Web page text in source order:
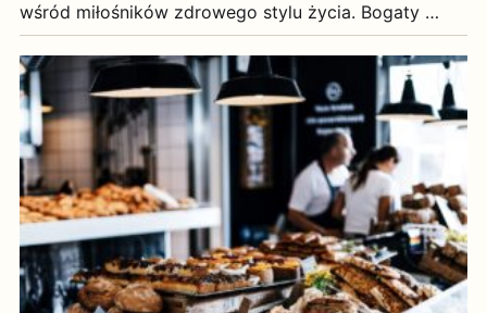
wśród miłośników zdrowego stylu życia. Bogaty …